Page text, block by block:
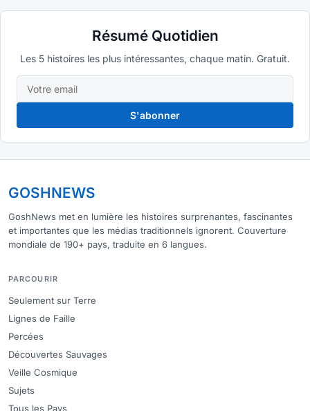
Résumé Quotidien
Les 5 histoires les plus intéressantes, chaque matin. Gratuit.
S'abonner
GOSHNEWS
GoshNews met en lumière les histoires surprenantes, fascinantes
et importantes que les médias traditionnels ignorent. Couverture
mondiale de 190+ pays, traduite en 6 langues.
PARCOURIR
Seulement sur Terre
Lignes de Faille
Percées
Découvertes Sauvages
Veille Cosmique
Sujets
Tous les Pays